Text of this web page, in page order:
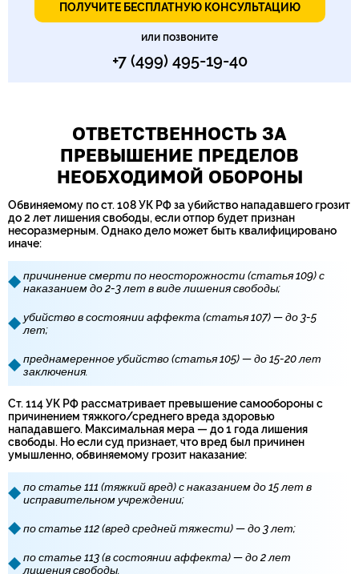
ПОЛУЧИТЕ БЕСПЛАТНУЮ КОНСУЛЬТАЦИЮ
или позвоните
+7 (499) 495-19-40
ОТВЕТСТВЕННОСТЬ ЗА
ПРЕВЫШЕНИЕ ПРЕДЕЛОВ
НЕОБХОДИМОЙ ОБОРОНЫ
Обвиняемому по ст. 108 УК РФ за убийство нападавшего грозит
до 2 лет лишения свободы, если отпор будет признан
несоразмерным. Однако дело может быть квалифицировано
иначе:
причинение смерти по неосторожности (статья 109) с
наказанием до 2-3 лет в виде лишения свободы;
убийство в состоянии аффекта (статья 107) — до 3-5
лет;
преднамеренное убийство (статья 105) — до 15-20 лет
заключения.
Ст. 114 УК РФ рассматривает превышение самообороны с
причинением тяжкого/среднего вреда здоровью
нападавшего. Максимальная мера — до 1 года лишения
свободы. Но если суд признает, что вред был причинен
умышленно, обвиняемому грозит наказание:
по статье 111 (тяжкий вред) с наказанием до 15 лет в
исправительном учреждении;
по статье 112 (вред средней тяжести) — до 3 лет;
по статье 113 (в состоянии аффекта) — до 2 лет
лишения свободы.